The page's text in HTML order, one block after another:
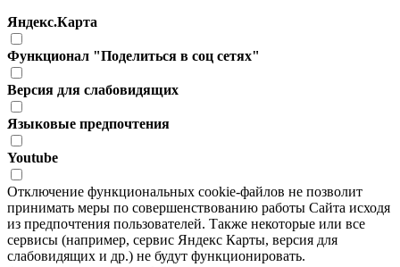
Яндекс.Карта
Функционал "Поделиться в соц сетях"
Версия для слабовидящих
Языковые предпочтения
Youtube
Отключение функциональных cookie-файлов не позволит
принимать меры по совершенствованию работы Сайта исходя
из предпочтения пользователей. Также некоторые или все
сервисы (например, сервис Яндекс Карты, версия для
слабовидящих и др.) не будут функционировать.